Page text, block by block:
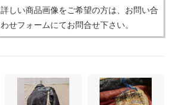
詳しい商品画像をご希望の方は、お問い合
わせフォームにてお問合せ下さい。